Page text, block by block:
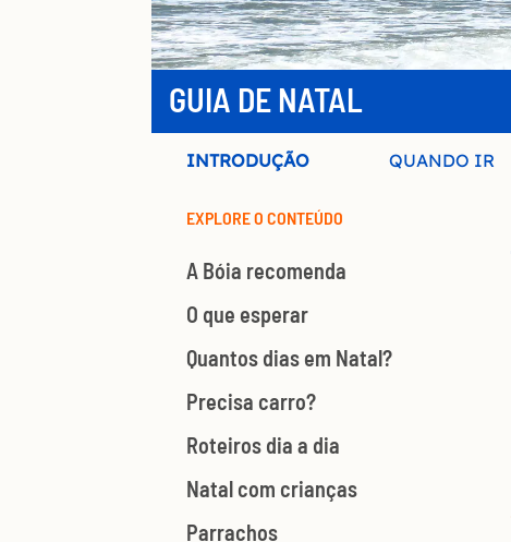
GUIA DE NATAL
INTRODUÇÃO QUANDO IR
EXPLORE O CONTEÚDO
A Bóia recomenda
O que esperar
Quantos dias em Natal?
Precisa carro?
Roteiros dia a dia
Natal com crianças
Parrachos